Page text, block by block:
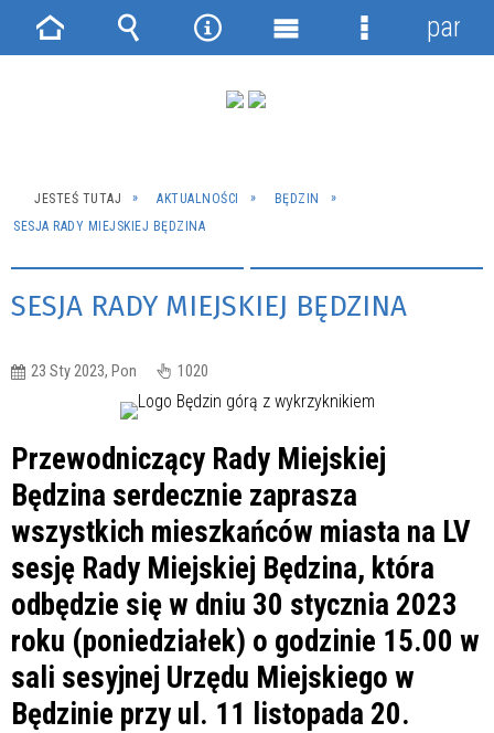
JESTEŚ TUTAJ AKTUALNOŚCI
BĘDZIN
SESJA RADY MIEJSKIEJ BĘDZINA
SESJA RADY MIEJSKIEJ BĘDZINA
23 Sty 2023, Pon 1020
Przewodniczący Rady Miejskiej
Będzina serdecznie zaprasza
wszystkich mieszkańców miasta na LV
sesję Rady Miejskiej Będzina, która
odbędzie się w dniu 30 stycznia 2023
roku (poniedziałek) o godzinie 15.00 w
sali sesyjnej Urzędu Miejskiego w
Będzinie przy ul. 11 listopada 20.
Strona Wyszukiwarka
NarzędziaMenu
Menu
panel